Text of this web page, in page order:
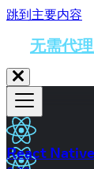
跳到主要内容
无需代
React